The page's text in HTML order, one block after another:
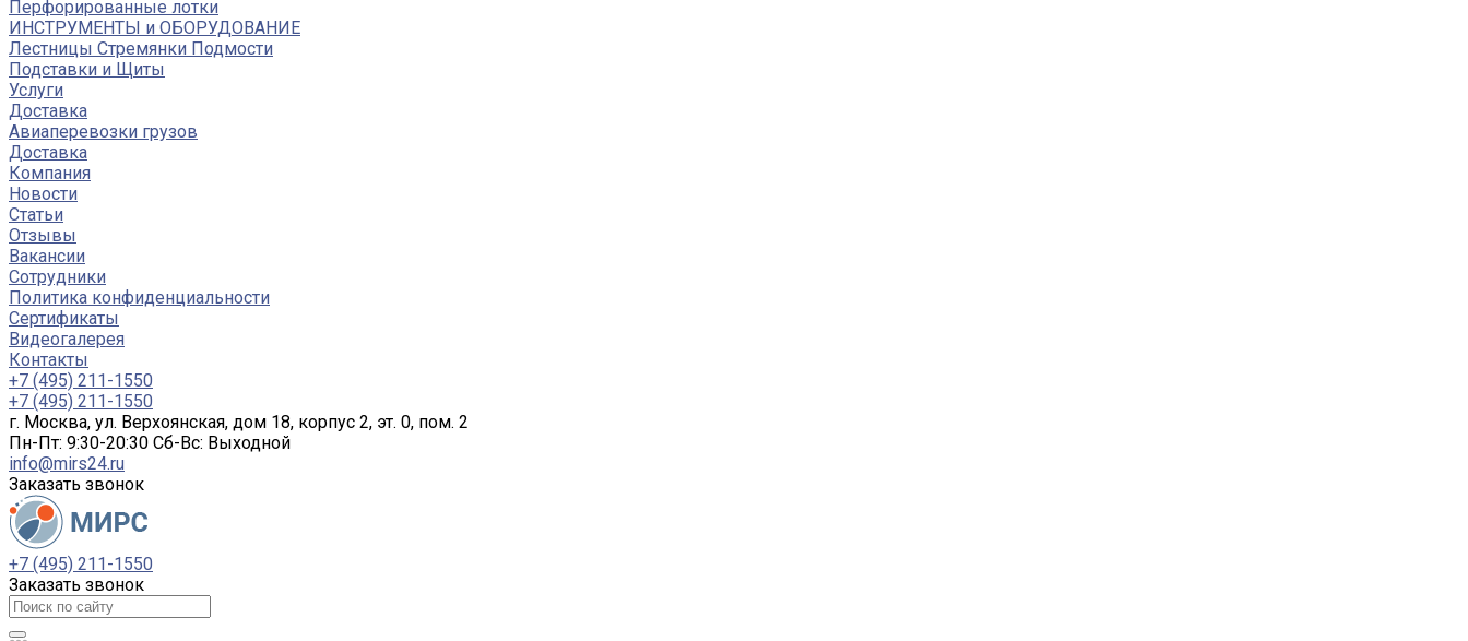
Перфорированные лотки
ИНСТРУМЕНТЫ и ОБОРУДОВАНИЕ
Лестницы Стремянки Подмости
Подставки и Щиты
Услуги
Доставка
Авиаперевозки грузов
Доставка
Компания
Новости
Статьи
Отзывы
Вакансии
Сотрудники
Политика конфиденциальности
Сертификаты
Видеогалерея
Контакты
+7 (495) 211-1550
+7 (495) 211-1550
г. Москва, ул. Верхоянская, дом 18, корпус 2, эт. 0, пом. 2
Пн-Пт: 9:30-20:30 Cб-Вс: Выходной
info@mirs24.ru
Заказать звонок
+7 (495) 211-1550
Заказать звонок